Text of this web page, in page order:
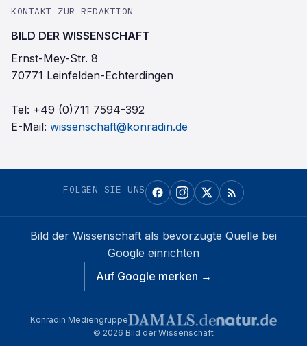
KONTAKT ZUR REDAKTION
BILD DER WISSENSCHAFT
Ernst-Mey-Str. 8
70771 Leinfelden-Echterdingen
Tel: +49 (0)711 7594-392
E-Mail: wissenschaft@konradin.de
FOLGEN SIE UNS
Bild der Wissenschaft als bevorzugte Quelle bei
Google einrichten
Auf Google merken →
Konradin Mediengruppe
© 2026 Bild der Wissenschaft